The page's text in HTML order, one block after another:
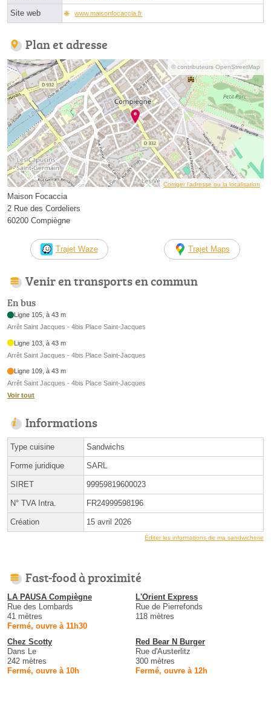
Site web www.maisonfocaccia.fr
Plan et adresse
© contributeurs OpenStreetMap
Corriger l’adresse ou la localisation
Maison Focaccia
2 Rue des Cordeliers
60200 Compiègne
Trajet Waze Trajet Maps
Venir en transports en commun
En bus
Ligne 105, à 43 m
Arrêt Saint Jacques - 4bis Place Saint-Jacques
Ligne 103, à 43 m
Arrêt Saint Jacques - 4bis Place Saint-Jacques
Ligne 109, à 43 m
Arrêt Saint Jacques - 4bis Place Saint-Jacques
Voir tout
Informations
Type cuisine Sandwichs
Forme juridique SARL
SIRET 99959819600023
N° TVA Intra. FR24999598196
Création 15 avril 2026
Éditer les informations de ma sandwicherie
Fast-food à proximité
LA PAUSA Compiègne
Rue des Lombards
41 mètres
Fermé, ouvre à 11h30
L'Orient Express
Rue de Pierrefonds
118 mètres
Chez Scotty
Dans Le
242 mètres
Fermé, ouvre à 10h
Red Bear N Burger
Rue d'Austerlitz
300 mètres
Fermé, ouvre à 12h